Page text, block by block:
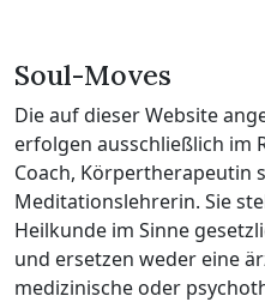
Soul-Moves
Die auf dieser Website
erfolgen ausschließlich im
Coach, Körpertherapeutin
Meditationslehrerin. Sie
Heilkunde im Sinne
und ersetzen weder eine
medizinische oder